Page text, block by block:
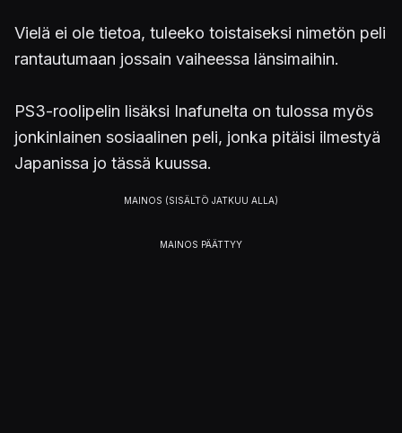
Vielä ei ole tietoa, tuleeko toistaiseksi nimetön peli
rantautumaan jossain vaiheessa länsimaihin.
PS3-roolipelin lisäksi Inafunelta on tulossa myös
jonkinlainen sosiaalinen peli, jonka pitäisi ilmestyä
Japanissa jo tässä kuussa.